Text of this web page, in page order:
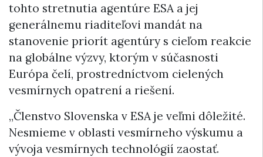
tohto stretnutia agentúre ESA a jej
generálnemu riaditeľovi mandát na
stanovenie priorít agentúry s cieľom reakcie
na globálne výzvy, ktorým v súčasnosti
Európa čelí, prostredníctvom cielených
vesmírnych opatrení a riešení.
„Členstvo Slovenska v ESA je veľmi dôležité.
Nesmieme v oblasti vesmírneho výskumu a
vývoja vesmírnych technológií zaostať.